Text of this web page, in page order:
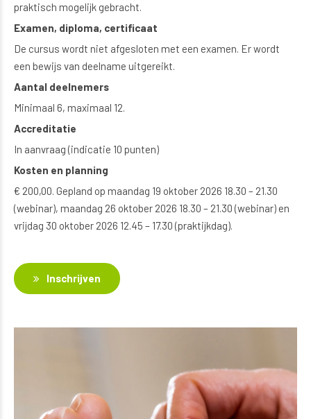
praktisch mogelijk gebracht.
Examen, diploma, certificaat
De cursus wordt niet afgesloten met een examen. Er wordt
een bewijs van deelname uitgereikt.
Aantal deelnemers
Minimaal 6, maximaal 12.
Accreditatie
In aanvraag (indicatie 10 punten)
Kosten en planning
€ 200,00. Gepland op maandag 19 oktober 2026 18.30 – 21.30
(webinar), maandag 26 oktober 2026 18.30 – 21.30 (webinar) en
vrijdag 30 oktober 2026 12.45 – 17.30 (praktijkdag).
Inschrijven